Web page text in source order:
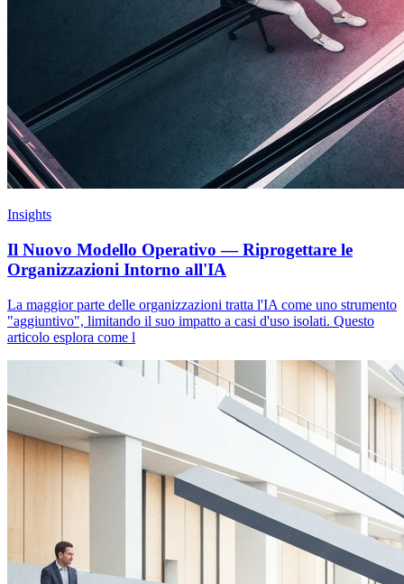
Insights
Il Nuovo Modello Operativo — Riprogettare le
Organizzazioni Intorno all'IA
La maggior parte delle organizzazioni tratta l'IA come uno strumento
"aggiuntivo", limitando il suo impatto a casi d'uso isolati. Questo
articolo esplora come l